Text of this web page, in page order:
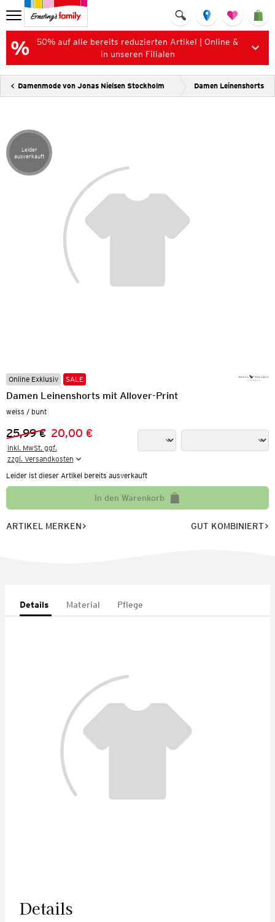
50% auf alle bereits reduzierten Artikel | Online &
in unseren Filialen
Damenmode von Jonas Nielsen Stockholm Damen Leinenshorts
Artikel leider ausverkauft
Leider
ausverkauft
Online Exklusiv SALE
Damen Leinenshorts mit Allover-Print
weiss / bunt
Vorheriger Preis:
25,99 €
Neuer Preis:20,00 €
inkl. MwSt. ggf.
zzgl. Versandkosten
Leider ist dieser Artikel bereits ausverkauft
In den Warenkorb
ARTIKEL MERKEN GUT KOMBINIERT
Details Material Pflege
Details